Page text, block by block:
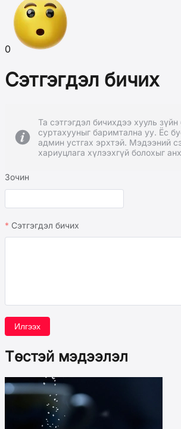
0
Сэтгэгдэл бичих
Та сэтгэгдэл бичихдээ хууль зүйн
суртахууныг баримтална уу. Ёс
админ устгах эрхтэй. Мэдээний
хариуцлага хүлээхгүй болохыг
Зочин
Сэтгэгдэл бичих
Илгээх
Төстэй мэдээлэл